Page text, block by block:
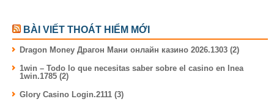
BÀI VIẾT THOÁT HIỂM MỚI
Dragon Money Драгон Мани онлайн казино 2026.1303 (2)
1win – Todo lo que necesitas saber sobre el casino en lnea
1win.1785 (2)
Glory Casino Login.2111 (3)